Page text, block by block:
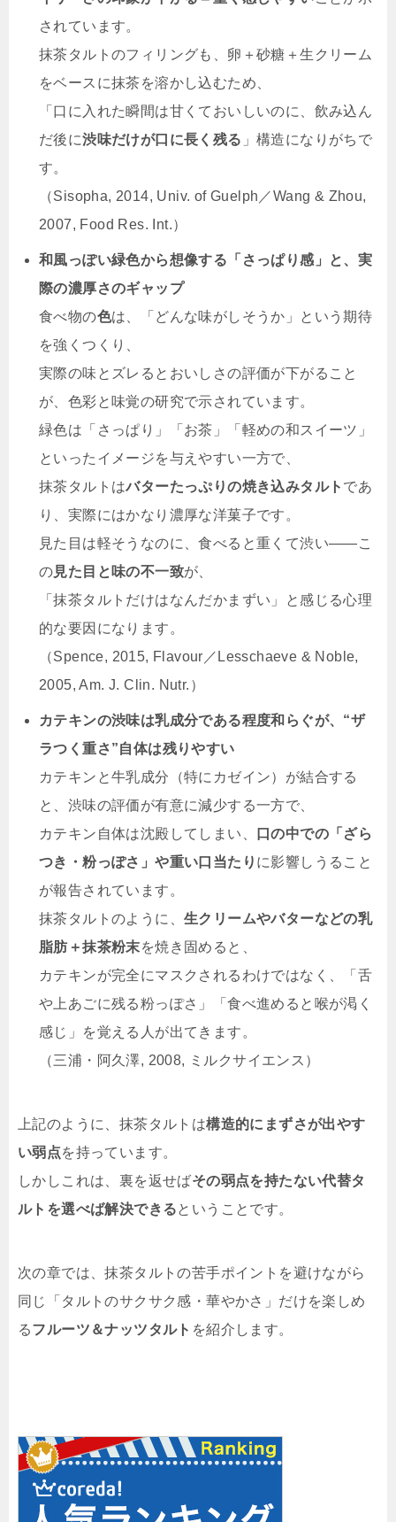
されています。
抹茶タルトのフィリングも、卵＋砂糖＋生クリーム
をベースに抹茶を溶かし込むため、
「口に入れた瞬間は甘くておいしいのに、飲み込ん
だ後に渋味だけが口に長く残る 」構造になりがちで
す。
（Sisopha, 2014, Univ. of Guelph／Wang & Zhou,
2007, Food Res. Int.）
和風っぽい緑色から想像する「さっぱり感」と、実
際の濃厚さのギャップ
食べ物の色は、「どんな味がしそうか」という期待
を強くつくり、
実際の味とズレるとおいしさの評価が下がること
が、色彩と味覚の研究で示されています。
緑色は「さっぱり」「お茶」「軽めの和スイーツ」
といったイメージを与えやすい一方で、
抹茶タルトはバターたっぷりの焼き込みタルト であ
り、実際にはかなり濃厚な洋菓子です。
見た目は軽そうなのに、食べると重くて渋い――こ
の見た目と味の不一致が、
「抹茶タルトだけはなんだかまずい」と感じる心理
的な要因になります。
（Spence, 2015, Flavour／Lesschaeve & Noble,
2005, Am. J. Clin. Nutr.）
カテキンの渋味は乳成分である程度和らぐが、“ザ
ラつく重さ”自体は残りやすい
カテキンと牛乳成分（特にカゼイン）が結合する
と、渋味の評価が有意に減少する一方で、
カテキン自体は沈殿してしまい、
口の中での「ざら
つき・粉っぽさ」や重い口当たり に影響しうること
が報告されています。
抹茶タルトのように、 生クリームやバターなどの乳
脂肪＋抹茶粉末を焼き固めると、
カテキンが完全にマスクされるわけではなく、「舌
や上あごに残る粉っぽさ」「食べ進めると喉が渇く
感じ」を覚える人が出てきます。
（三浦・阿久澤, 2008, ミルクサイエンス）
上記のように、抹茶タルトは構造的にまずさが出やす
い弱点を持っています。
しかしこれは、裏を返せばその弱点を持たない代替タ
ルトを選べば解決できるということです。
次の章では、抹茶タルトの苦手ポイントを避けながら
同じ「タルトのサクサク感・華やかさ」だけを楽しめ
るフルーツ＆ナッツタルト を紹介します。